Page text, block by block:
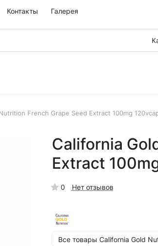
Контакты Галерея
French Grape Seed Extract 100mg
California
Extract
0 Нет отзывов
Все товары California Gold